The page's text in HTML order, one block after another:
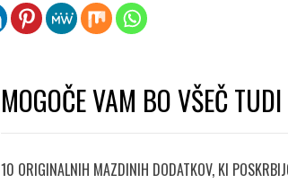
MOGOČE VAM BO VŠEČ TUDI
10 ORIGINALNIH MAZDINIH DODATKOV, KI